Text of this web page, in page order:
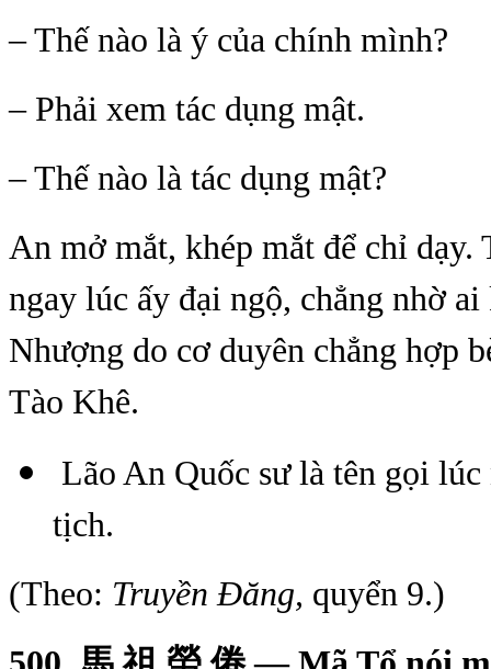
– Thế nào là ý của chính mình?
– Phải xem tác dụng mật.
– Thế nào là tác dụng mật?
An mở mắt, khép mắt để chỉ dạy.
ngay lúc ấy đại ngộ, chẳng nhờ
Nhượng do cơ duyên chẳng hợp
Tào Khê.
Lão An Quốc sư là tên gọi
tịch.
(Theo: Truyền Đăng, quyển 9.)